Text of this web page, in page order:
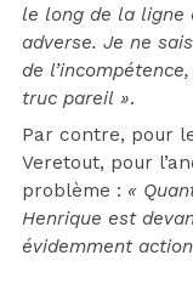
le long de la ligne
adverse. Je ne
de
truc pareil ».
Par contre, pour
Veretout, pour
problème : «
Henrique est
évidemment